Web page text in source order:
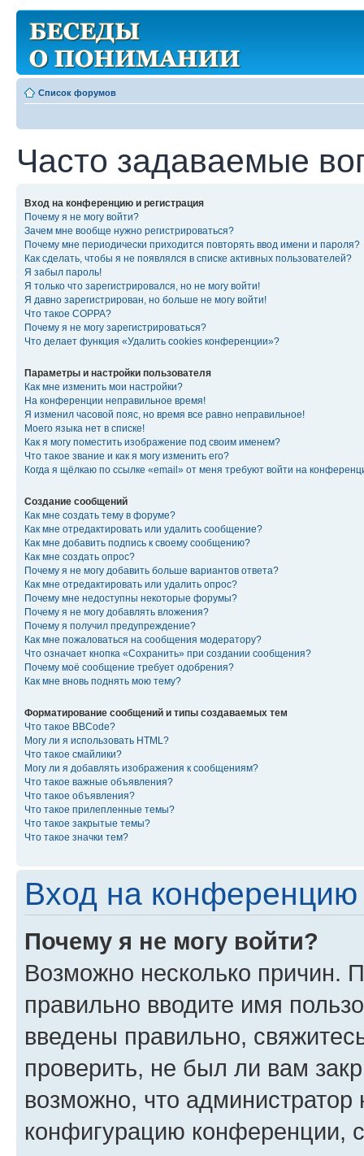
Список форумов
Часто задаваемые
Вход на конференцию и регистрация
Почему я не могу войти?
Зачем мне вообще нужно регистрироваться?
Почему мне периодически приходится повторять ввод имени и пароля?
Как сделать, чтобы я не появлялся в списке активных пользователей?
Я забыл пароль!
Я только что зарегистрировался, но не могу войти!
Я давно зарегистрирован, но больше не могу войти!
Что такое COPPA?
Почему я не могу зарегистрироваться?
Что делает функция «Удалить cookies конференции»?
Параметры и настройки пользователя
Как мне изменить мои настройки?
На конференции неправильное время!
Я изменил часовой пояс, но время все равно неправильное!
Моего языка нет в списке!
Как я могу поместить изображение под своим именем?
Что такое звание и как я могу изменить его?
Когда я щёлкаю по ссылке «email» от меня требуют войти на
Создание сообщений
Как мне создать тему в форуме?
Как мне отредактировать или удалить сообщение?
Как мне добавить подпись к своему сообщению?
Как мне создать опрос?
Почему я не могу добавить больше вариантов ответа?
Как мне отредактировать или удалить опрос?
Почему мне недоступны некоторые форумы?
Почему я не могу добавлять вложения?
Почему я получил предупреждение?
Как мне пожаловаться на сообщения модератору?
Что означает кнопка «Сохранить» при создании сообщения?
Почему моё сообщение требует одобрения?
Как мне вновь поднять мою тему?
Форматирование сообщений и типы создаваемых тем
Что такое BBCode?
Могу ли я использовать HTML?
Что такое смайлики?
Могу ли я добавлять изображения к сообщениям?
Что такое важные объявления?
Что такое объявления?
Что такое прилепленные темы?
Что такое закрытые темы?
Что такое значки тем?
Вход на конференцию
Почему я не могу войти?
Возможно несколько причин.
правильно вводите имя
введены правильно,
проверить, не был ли вам
возможно, что администратор
конфигурацию конференции,